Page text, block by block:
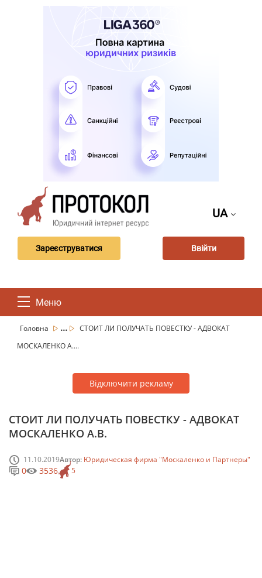
UA
Зареєструватися Ввійти
Меню
Головна ...
СТОИТ ЛИ ПОЛУЧАТЬ ПОВЕСТКУ - АДВОКАТ
МОСКАЛЕНКО А....
Відключити рекламу
СТОИТ ЛИ ПОЛУЧАТЬ ПОВЕСТКУ - АДВОКАТ
МОСКАЛЕНКО А.В.
11.10.2019Автор: Юридическая фирма "Москаленко и Партнеры"
5
0 3536